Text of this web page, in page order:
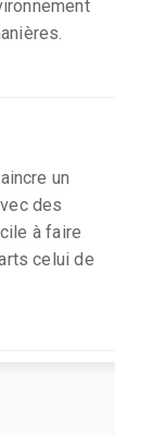
un
des
à faire
celui de